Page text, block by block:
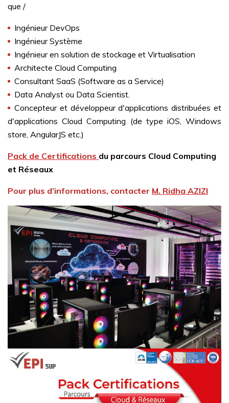
que /
Ingénieur DevOps
Ingénieur Système
Ingénieur en solution de stockage et Virtualisation
Architecte Cloud Computing
Consultant SaaS (Software as a Service)
Data Analyst ou Data Scientist.
Concepteur et développeur d'applications distribuées et
d'applications Cloud Computing (de type iOS, Windows
store, AngularJS etc.)
Pack de Certifications du parcours Cloud Computing
et Réseaux
Pour plus d’informations, contacter M. Ridha AZIZI